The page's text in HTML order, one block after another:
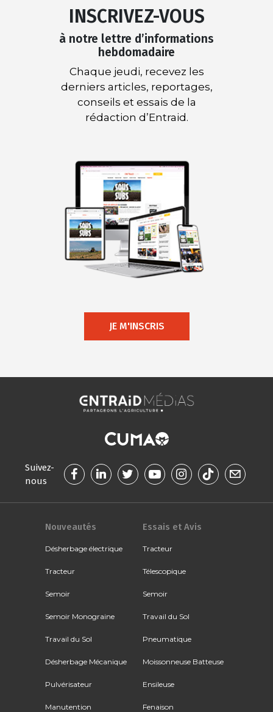
INSCRIVEZ-VOUS
à notre lettre d’informations
hebdomadaire
Chaque jeudi, recevez les
derniers articles, reportages,
conseils et essais de la
rédaction d’Entraid.
JE M'INSCRIS
Suivez-
nous
Nouveautés
Désherbage électrique
Tracteur
Semoir
Semoir Monograine
Travail du Sol
Désherbage Mécanique
Pulvérisateur
Manutention
Essais et Avis
Tracteur
Télescopique
Semoir
Travail du Sol
Pneumatique
Moissonneuse Batteuse
Ensileuse
Fenaison